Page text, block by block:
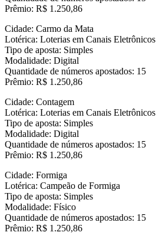
Prêmio: R$ 1.250,86
Cidade: Carmo da Mata
Lotérica: Loterias em Canais Eletrônicos
Tipo de aposta: Simples
Modalidade: Digital
Quantidade de números apostados: 15
Prêmio: R$ 1.250,86
Cidade: Contagem
Lotérica: Loterias em Canais Eletrônicos
Tipo de aposta: Simples
Modalidade: Digital
Quantidade de números apostados: 15
Prêmio: R$ 1.250,86
Cidade: Formiga
Lotérica: Campeão de Formiga
Tipo de aposta: Simples
Modalidade: Físico
Quantidade de números apostados: 15
Prêmio: R$ 1.250,86